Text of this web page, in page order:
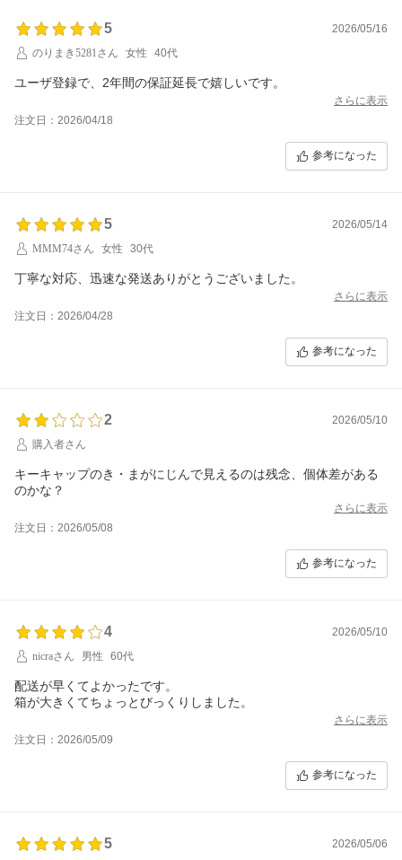
5
2026/05/16
のりまき5281さん
女性 40代
ユーザ登録で、2年間の保証延長で嬉しいです。
さらに表示
注文日：2026/04/18
参考になった
5
2026/05/14
MMM74さん
女性 30代
丁寧な対応、迅速な発送ありがとうございました。
さらに表示
注文日：2026/04/28
参考になった
2
2026/05/10
購入者さん
キーキャップのき・まがにじんで見えるのは残念、個体差がある
さらに表示
注文日：2026/05/08
参考になった
4
2026/05/10
nicraさん
男性 60代
配送が早くてよかったです。
さらに表示
注文日：2026/05/09
参考になった
5
2026/05/06